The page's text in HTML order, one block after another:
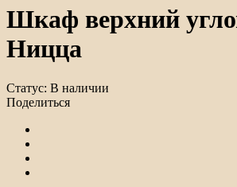
Шкаф верхний
Ницца
Статус: В наличии
Поделиться